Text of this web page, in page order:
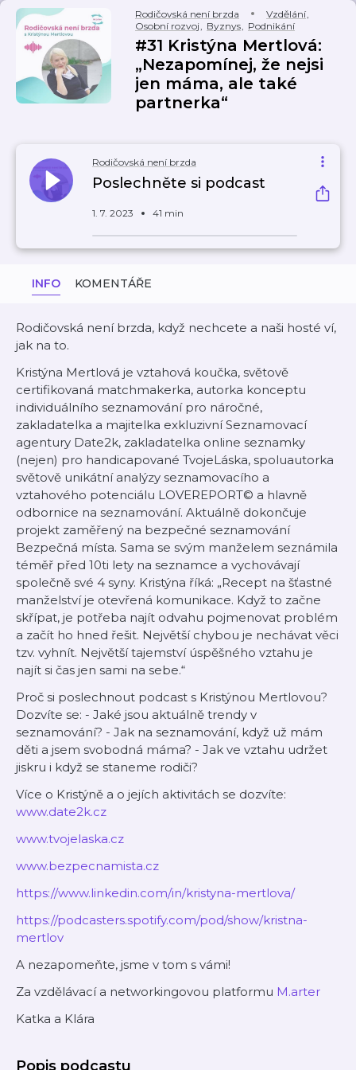
Rodičovská není brzda Vzdělání,
Osobní rozvoj, Byznys, Podnikání
#31 Kristýna Mertlová:
„Nezapomínej, že nejsi
jen máma, ale také
partnerka“
Rodičovská není brzda
Poslechněte si podcast
1. 7. 2023 41 min
INFO KOMENTÁŘE
Rodičovská není brzda, když nechcete a naši hosté ví,
jak na to.
Kristýna Mertlová je vztahová koučka, světově
certifikovaná matchmakerka, autorka konceptu
individuálního seznamování pro náročné,
zakladatelka a majitelka exkluzivní Seznamovací
agentury Date2k, zakladatelka online seznamky
(nejen) pro handicapované TvojeLáska, spoluautorka
světově unikátní analýzy seznamovacího a
vztahového potenciálu LOVEREPORT© a hlavně
odbornice na seznamování. Aktuálně dokončuje
projekt zaměřený na bezpečné seznamování
Bezpečná místa. Sama se svým manželem seznámila
téměř před 10ti lety na seznamce a vychovávají
společně své 4 syny. Kristýna říká: „Recept na šťastné
manželství je otevřená komunikace. Když to začne
skřípat, je potřeba najít odvahu pojmenovat problém
a začít ho hned řešit. Největší chybou je nechávat věci
tzv. vyhnít. Největší tajemství úspěšného vztahu je
najít si čas jen sami na sebe.“
Proč si poslechnout podcast s Kristýnou Mertlovou?
Dozvíte se: - Jaké jsou aktuálně trendy v
seznamování? - Jak na seznamování, když už mám
děti a jsem svobodná máma? - Jak ve vztahu udržet
jiskru i když se staneme rodiči?
Více o Kristýně a o jejích aktivitách se dozvíte:
www.date2k.cz
www.tvojelaska.cz
www.bezpecnamista.cz
https://www.linkedin.com/in/kristyna-mertlova/
https://podcasters.spotify.com/pod/show/kristna-
mertlov
A nezapomeňte, jsme v tom s vámi!
Za vzdělávací a networkingovou platformu M.arter
Katka a Klára
Popis podcastu